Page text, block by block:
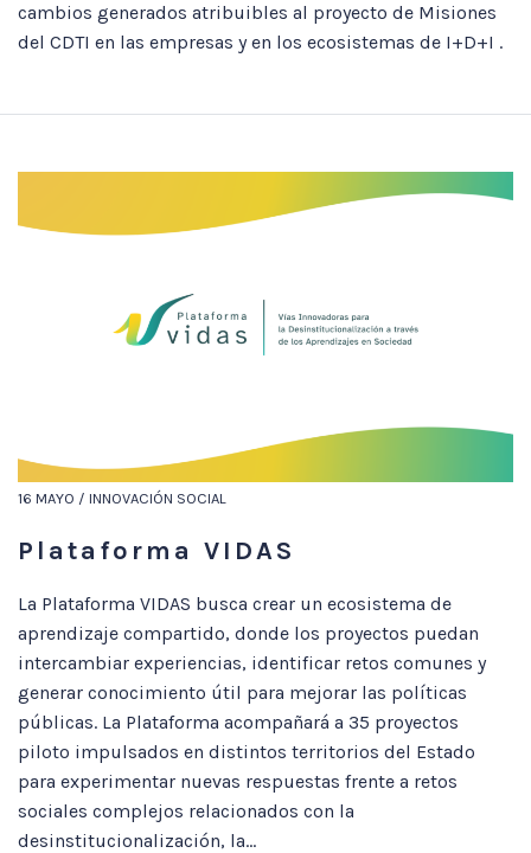
cambios generados atribuibles al proyecto de Misiones
del CDTI en las empresas y en los ecosistemas de I+D+I .
16 MAYO / INNOVACIÓN SOCIAL
Plataforma VIDAS
La Plataforma VIDAS busca crear un ecosistema de
aprendizaje compartido, donde los proyectos puedan
intercambiar experiencias, identificar retos comunes y
generar conocimiento útil para mejorar las políticas
públicas. La Plataforma acompañará a 35 proyectos
piloto impulsados en distintos territorios del Estado
para experimentar nuevas respuestas frente a retos
sociales complejos relacionados con la
desinstitucionalización, la...